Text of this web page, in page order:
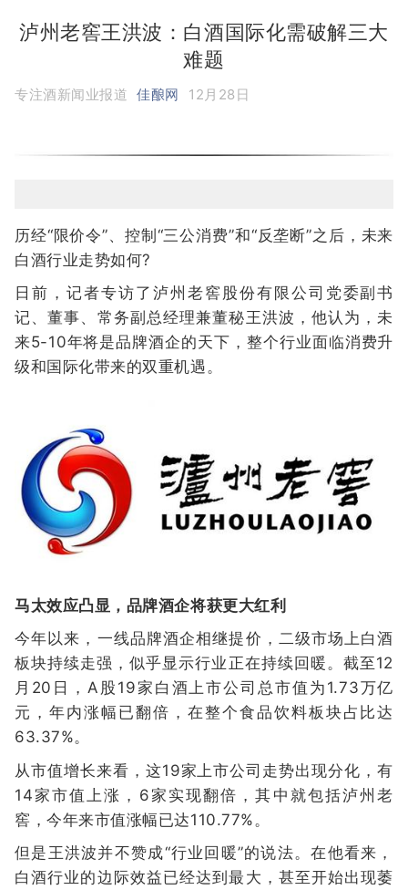
泸州老窖王洪波：白酒国际化需破解三大
难题
专注酒新闻业报道 佳酿网 12月28日
历经“限价令”、控制“三公消费”和“反垄断”之后，未来
白酒行业走势如何?
日前，记者专访了泸州老窖股份有限公司党委副书
记、董事、常务副总经理兼董秘王洪波，他认为，未
来5-10年将是品牌酒企的天下，整个行业面临消费升
级和国际化带来的双重机遇。
马太效应凸显，品牌酒企将获更大红利
今年以来，一线品牌酒企相继提价，二级市场上白酒
板块持续走强，似乎显示行业正在持续回暖。截至12
月20日，A股19家白酒上市公司总市值为1.73万亿
元，年内涨幅已翻倍，在整个食品饮料板块占比达
63.37%。
从市值增长来看，这19家上市公司走势出现分化，有
14家市值上涨，6家实现翻倍，其中就包括泸州老
窖，今年来市值涨幅已达110.77%。
但是王洪波并不赞成“行业回暖”的说法。在他看来，
白酒行业的边际效益已经达到最大，甚至开始出现萎